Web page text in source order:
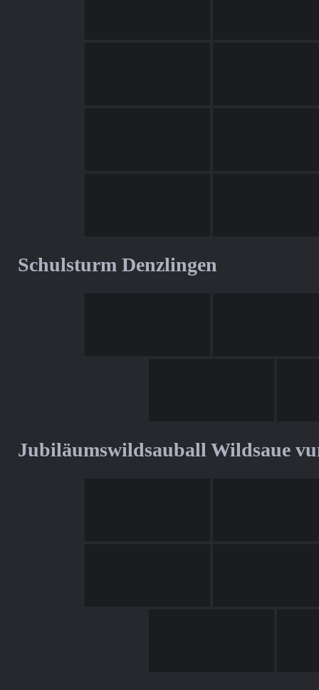
Schulsturm Denzlingen
Jubiläumswildsauball Wildsaue